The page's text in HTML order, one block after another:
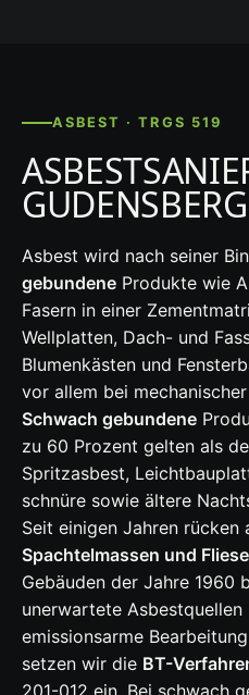
ASBEST · TRGS 519
GUDENSBERG
Asbest wird nach seiner
gebundene Produkte wie
Fasern in einer
Wellplatten, Dach- und
Blumenkästen und
vor allem bei
Schwach gebundene
zu 60 Prozent gelten als
Spritzasbest,
schnüre sowie ältere
Seit einigen Jahren rücken
Spachtelmassen und
Gebäuden der Jahre 1960
unerwartete Asbestquellen
emissionsarme
setzen wir die BT-